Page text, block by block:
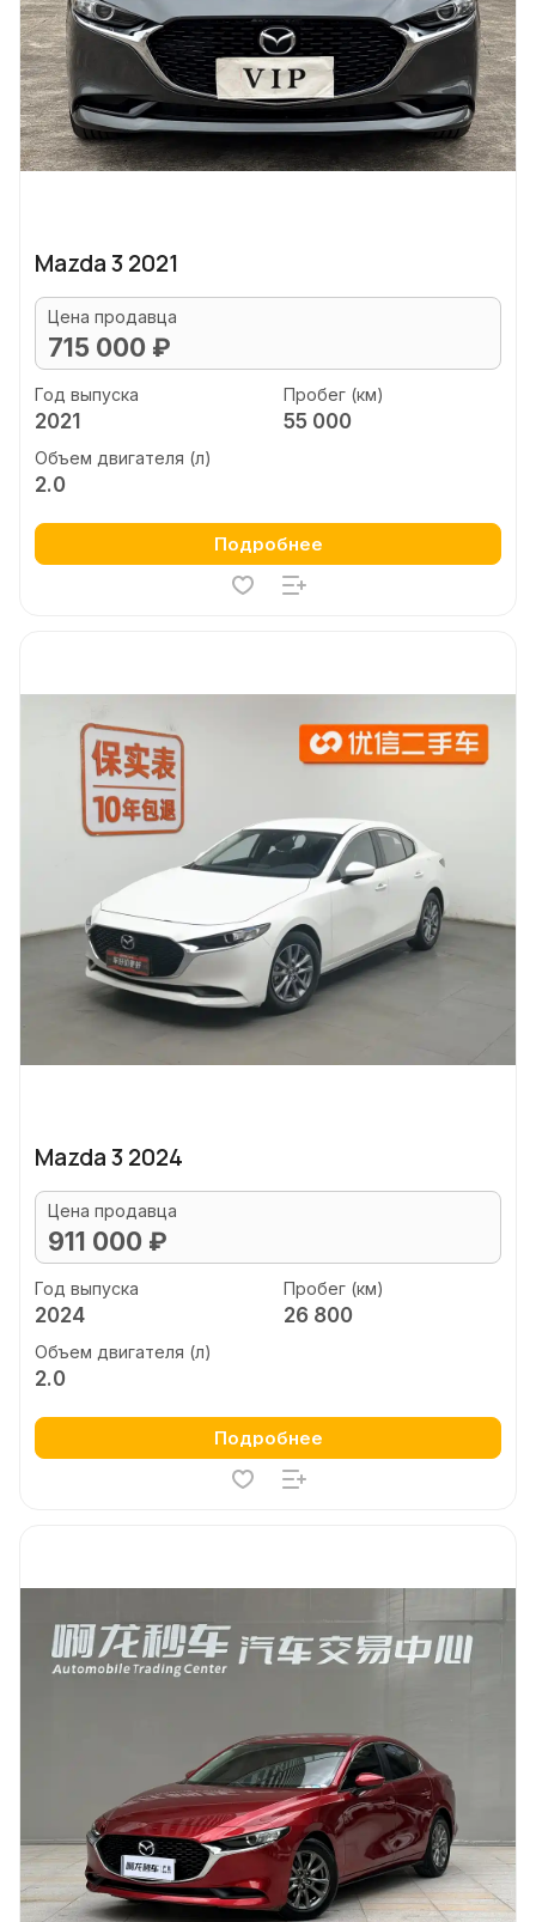
Mazda 3 2021
Цена продавца
715 000 ₽
Год выпуска
2021
Пробег (км)
55 000
Объем двигателя (л)
2.0
Подробнее
Mazda 3 2024
Цена продавца
911 000 ₽
Год выпуска
2024
Пробег (км)
26 800
Объем двигателя (л)
2.0
Подробнее